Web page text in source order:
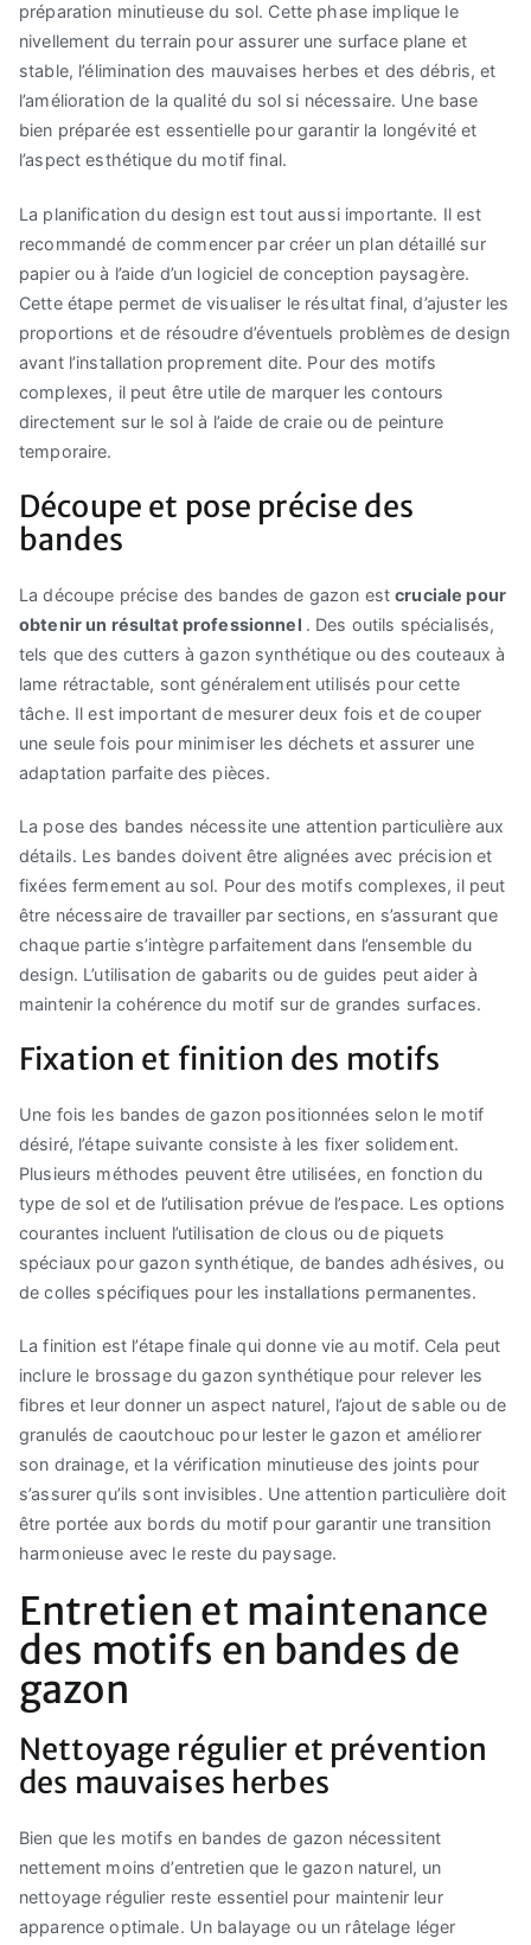
préparation minutieuse du sol. Cette phase implique le
nivellement du terrain pour assurer une surface plane et
stable, l’élimination des mauvaises herbes et des débris, et
l’amélioration de la qualité du sol si nécessaire. Une base
bien préparée est essentielle pour garantir la longévité et
l’aspect esthétique du motif final.
La planification du design est tout aussi importante. Il est
recommandé de commencer par créer un plan détaillé sur
papier ou à l’aide d’un logiciel de conception paysagère.
Cette étape permet de visualiser le résultat final, d’ajuster les
proportions et de résoudre d’éventuels problèmes de design
avant l’installation proprement dite. Pour des motifs
complexes, il peut être utile de marquer les contours
directement sur le sol à l’aide de craie ou de peinture
temporaire.
Découpe et pose précise des
bandes
La découpe précise des bandes de gazon estcruciale pour
obtenir un résultat professionnel . Des outils spécialisés,
tels que des cutters à gazon synthétique ou des couteaux à
lame rétractable, sont généralement utilisés pour cette
tâche. Il est important de mesurer deux fois et de couper
une seule fois pour minimiser les déchets et assurer une
adaptation parfaite des pièces.
La pose des bandes nécessite une attention particulière aux
détails. Les bandes doivent être alignées avec précision et
fixées fermement au sol. Pour des motifs complexes, il peut
être nécessaire de travailler par sections, en s’assurant que
chaque partie s’intègre parfaitement dans l’ensemble du
design. L’utilisation de gabarits ou de guides peut aider à
maintenir la cohérence du motif sur de grandes surfaces.
Fixation et finition des motifs
Une fois les bandes de gazon positionnées selon le motif
désiré, l’étape suivante consiste à les fixer solidement.
Plusieurs méthodes peuvent être utilisées, en fonction du
type de sol et de l’utilisation prévue de l’espace. Les options
courantes incluent l’utilisation de clous ou de piquets
spéciaux pour gazon synthétique, de bandes adhésives, ou
de colles spécifiques pour les installations permanentes.
La finition est l’étape finale qui donne vie au motif. Cela peut
inclure le brossage du gazon synthétique pour relever les
fibres et leur donner un aspect naturel, l’ajout de sable ou de
granulés de caoutchouc pour lester le gazon et améliorer
son drainage, et la vérification minutieuse des joints pour
s’assurer qu’ils sont invisibles. Une attention particulière doit
être portée aux bords du motif pour garantir une transition
harmonieuse avec le reste du paysage.
Entretien et maintenance
des motifs en bandes de
gazon
Nettoyage régulier et prévention
des mauvaises herbes
Bien que les motifs en bandes de gazon nécessitent
nettement moins d’entretien que le gazon naturel, un
nettoyage régulier reste essentiel pour maintenir leur
apparence optimale. Un balayage ou un râtelage léger